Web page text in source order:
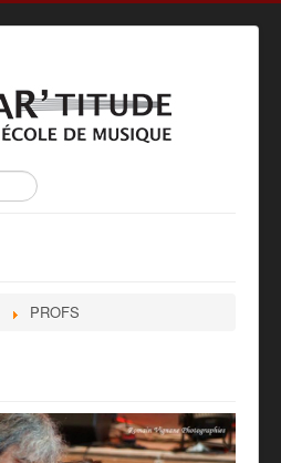
PROFS